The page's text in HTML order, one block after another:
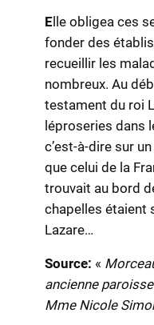
Elle obligea ces
fonder des
recueillir les
nombreux. Au
testament du roi
léproseries dans
c’est-à-dire sur
que celui de la
trouvait au bord
chapelles étaient
Lazare…
Source: «
ancienne
Mme Nicole